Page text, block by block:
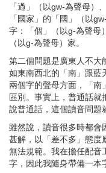
「過」（以gw-為聲母）
「國家」的「國」（以
字：「個」（以g-為聲母
（以g-為聲母）家。
第二個問題是廣東人不大
如東南西北的「南」跟
兩個字的聲母方面，「南
區別。事實上，普通話就
說普通話，這個讀音問題
雖然說，讀音很多時都會
甚解，以「差不多」態度
無法規範。我在擔任配音
字，因此我隨身帶備一本